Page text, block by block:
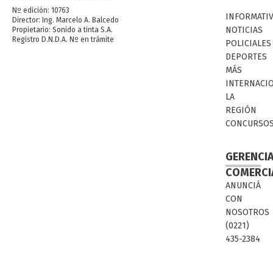
Nº edición: 10763
Director: Ing. Marcelo A. Balcedo
Propietario: Sonido a tinta S.A.
Registro D.N.D.A. Nº en trámite
NOTICIAS
POLICIALES
DEPORTES
MÁS
LA
REGIÓN
ANUNCIÁ
CON
NOSOTROS
(0221)
435-2384